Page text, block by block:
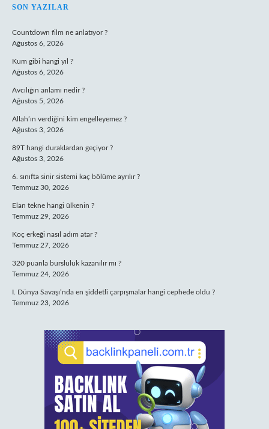
SIDEBAR
SON YAZILAR
Countdown film ne anlatıyor ?
Ağustos 6, 2026
Kum gibi hangi yıl ?
Ağustos 6, 2026
Avcılığın anlamı nedir ?
Ağustos 5, 2026
Allah’ın verdiğini kim engelleyemez ?
Ağustos 3, 2026
89T hangi duraklardan geçiyor ?
Ağustos 3, 2026
6. sınıfta sinir sistemi kaç bölüme ayrılır ?
Temmuz 30, 2026
Elan tekne hangi ülkenin ?
Temmuz 29, 2026
Koç erkeği nasıl adım atar ?
Temmuz 27, 2026
320 puanla bursluluk kazanılır mı ?
Temmuz 24, 2026
I. Dünya Savaşı’nda en şiddetli çarpışmalar hangi cephede oldu ?
Temmuz 23, 2026